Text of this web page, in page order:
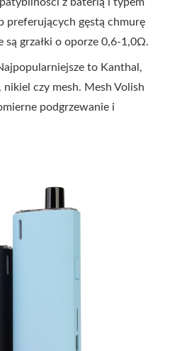
preferujących gęstą chmurę
są grzałki o oporze 0,6-1,0Ω.
to Kanthal,
czy mesh. Mesh Volish
podgrzewanie i